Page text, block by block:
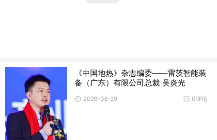
《中国地热》杂志编委——雷茨智能装
备（广东）有限公司总裁 吴炎光
0评论
2026-06-29